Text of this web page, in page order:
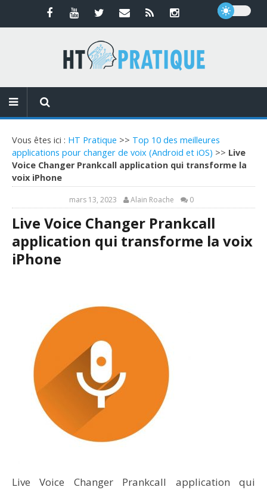
Vous êtes ici : HT Pratique >> Top 10 des meilleures
applications pour changer de voix (Android et iOS) >> Live
Voice Changer Prankcall application qui transforme la
voix iPhone
mars 13, 2023 Alain Roache 0
Live Voice Changer Prankcall
application qui transforme la voix
iPhone
Live Voice Changer Prankcall application qui